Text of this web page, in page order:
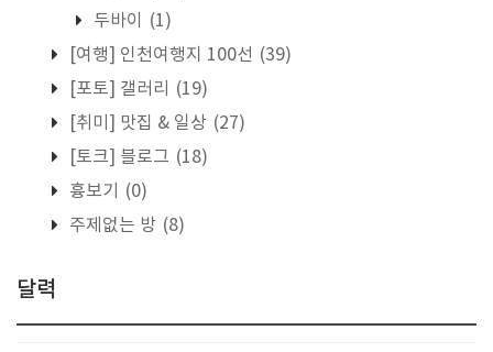
두바이
(1)
[여행] 인천여행지 100선 (39)
[포토] 갤러리
(19)
[취미] 맛집 & 일상 (27)
[토크] 블로그 (18)
흉보기
(0)
주제없는 방 (8)
달력